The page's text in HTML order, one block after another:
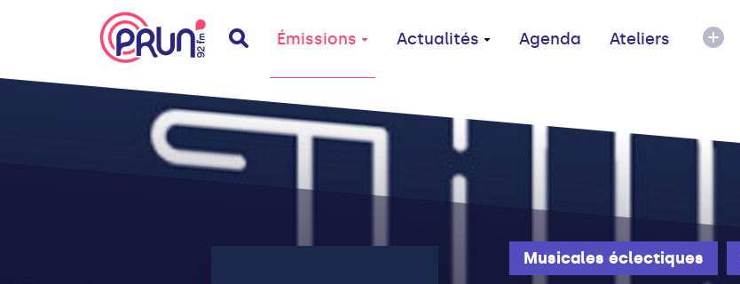
Émissions Actualités Agenda Ateliers
Musicales éclectiques